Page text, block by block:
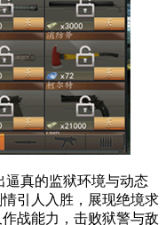
逼真的监狱环境与动态
引人入胜，展现绝境求
战能力，击败狱警与敌